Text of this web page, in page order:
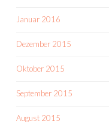
Januar 2016
Dezember 2015
Oktober 2015
September 2015
August 2015